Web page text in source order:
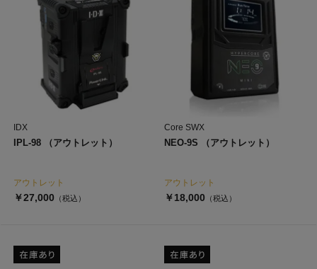
アウトレット
IDX
IPL-98 （アウトレット）
￥27,000 （税込）
アウトレット
Core SWX
NEO-9S （アウトレット）
￥18,000 （税込）